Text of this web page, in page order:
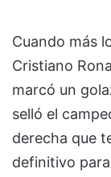
Cuando más
Cristiano
marcó un
selló el
derecha que
definitivo